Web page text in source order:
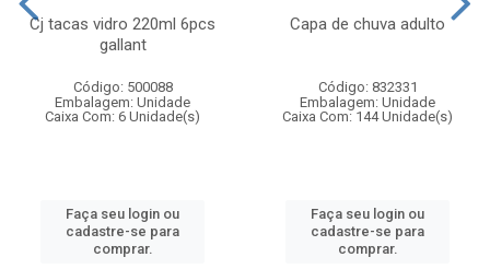
Cj tacas vidro 220ml 6pcs
gallant
Código: 500088
Embalagem: Unidade
Caixa Com: 6 Unidade(s)
Faça seu login ou
cadastre-se para
comprar.
Capa de chuva adulto
Código: 832331
Embalagem: Unidade
Caixa Com: 144 Unidade(s)
Faça seu login ou
cadastre-se para
comprar.